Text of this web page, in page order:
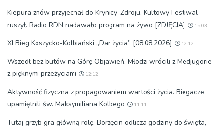
Kiepura znów przyjechał do Krynicy-Zdroju. Kultowy Festiwal
ruszył. Radio RDN nadawało program na żywo [ZDJĘCIA]
15:03
XI Bieg Koszycko-Kolbiański „Dar życia” [08.08.2026] 12:12
Wszedł bez butów na Górę Objawień. Młodzi wrócili z Medjugorie
z pięknymi przeżyciami
12:12
Aktywność fizyczna z propagowaniem wartości życia. Biegacze
upamiętnili św. Maksymiliana Kolbego
11:11
Tutaj grzyb gra główną rolę. Borzęcin odlicza godziny do święta,